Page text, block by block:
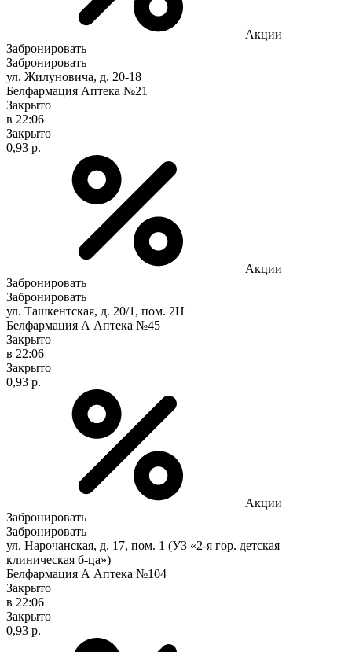
Акции
Забронировать
Забронировать
ул. Жилуновича, д. 20-18
Белфармация Аптека №21
Закрыто
в 22:06
Закрыто
0,93 р.
Акции
Забронировать
Забронировать
ул. Ташкентская, д. 20/1, пом. 2Н
Белфармация А Аптека №45
Закрыто
в 22:06
Закрыто
0,93 р.
Акции
Забронировать
Забронировать
ул. Нарочанская, д. 17, пом. 1 (УЗ «2-я гор. детская
клиническая б-ца»)
Белфармация А Аптека №104
Закрыто
в 22:06
Закрыто
0,93 р.